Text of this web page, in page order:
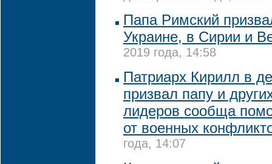
Папа Римский
Украине, в Сирии и
2019 года, 14:58
Патриарх Кирилл в
призвал папу и
лидеров сообща
от военных
года, 14:07